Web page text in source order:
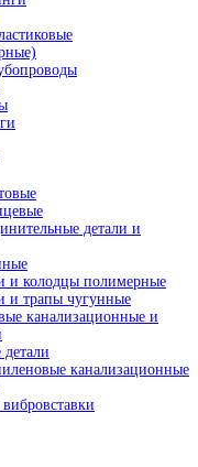
детали и
колодцы полимерные
трапы чугунные
канализационные и
канализационные